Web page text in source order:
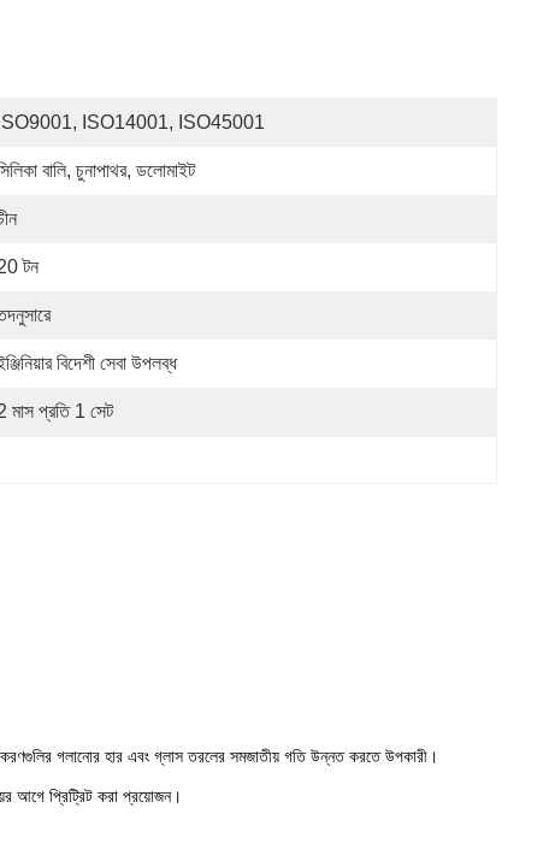
ISO9001, ISO14001, ISO45001
বালি, চুনাপাথর, ডলোমাইট
টন
বিদেশী সেবা উপলব্ধ
মাস প্রতি 1 সেট
গলানোর হার এবং গ্লাস তরলের সমজাতীয় গতি উন্নত করতে উপকারী।
আগে প্রিট্রিট করা প্রয়োজন।